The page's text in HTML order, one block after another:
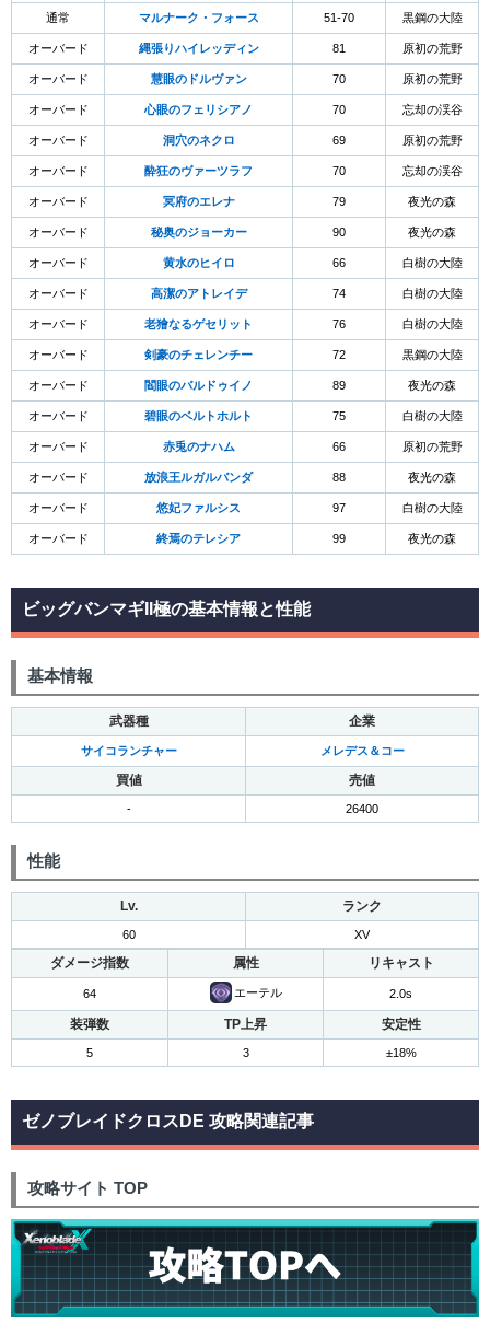
通常 マルナーク・フォース 51-70 黒鋼の大陸
オーバード 縄張りハイレッディン 81 原初の荒野
オーバード 慧眼のドルヴァン 70 原初の荒野
オーバード 心眼のフェリシアノ 70 忘却の渓谷
オーバード 洞穴のネクロ 69 原初の荒野
オーバード 酔狂のヴァーツラフ 70 忘却の渓谷
オーバード 冥府のエレナ 79 夜光の森
オーバード 秘奥のジョーカー 90 夜光の森
オーバード 黄水のヒイロ 66 白樹の大陸
オーバード 高潔のアトレイデ 74 白樹の大陸
オーバード 老獪なるゲセリット 76 白樹の大陸
オーバード 剣豪のチェレンチー 72 黒鋼の大陸
オーバード 閻眼のバルドゥイノ 89 夜光の森
オーバード 碧眼のベルトホルト 75 白樹の大陸
オーバード 赤兎のナハム 66 原初の荒野
オーバード 放浪王ルガルバンダ 88 夜光の森
オーバード 悠妃ファルシス 97 白樹の大陸
オーバード 終焉のテレシア 99 夜光の森
ビッグバンマギII極の基本情報と性能
基本情報
武器種 企業
サイコランチャー メレデス＆コー
買値 売値
- 26400
性能
Lv. ランク
60 XV
ダメージ指数 属性 リキャスト
64 エーテル 2.0s
装弾数 TP上昇 安定性
5 3 ±18%
ゼノブレイドクロスDE 攻略関連記事
攻略サイト TOP